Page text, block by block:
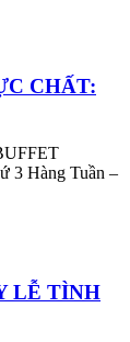
CHẤT:
3 Hàng Tuần –
LỄ TÌNH